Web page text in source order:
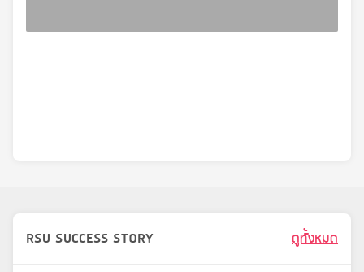
RSU SUCCESS STORY ดูทั้งหมด